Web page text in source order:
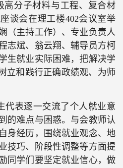
高分子材料与工程、复合材
谈会在理工楼402会议室举
（主持工作）、专业负责人
志斌、翁云翔、辅导员方柯
生就业实际困难，把解决学
立和践行正确政绩观、为师
代表逐一交流了个人就业意
的难点与困惑。与会教师认
身经历，围绕就业观念、地
技巧、阶段性调整等方面提
同学们要坚定就业信心，做